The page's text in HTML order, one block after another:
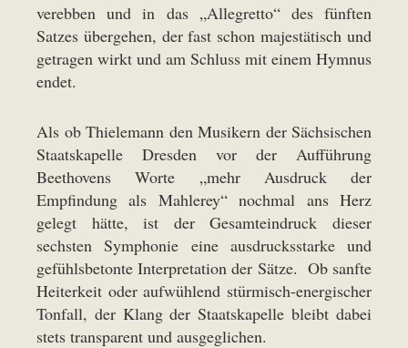
verebben und in das „Allegretto“ des fünften
Satzes übergehen, der fast schon majestätisch und
getragen wirkt und am Schluss mit einem Hymnus
endet.
Als ob Thielemann den Musikern der Sächsischen
Staatskapelle Dresden vor der Aufführung
Beethovens Worte „mehr Ausdruck der
Empfindung als Mahlerey“ nochmal ans Herz
gelegt hätte, ist der Gesamteindruck dieser
sechsten Symphonie eine ausdrucksstarke und
gefühlsbetonte Interpretation der Sätze. Ob sanfte
Heiterkeit oder aufwühlend stürmisch-energischer
Tonfall, der Klang der Staatskapelle bleibt dabei
stets transparent und ausgeglichen.